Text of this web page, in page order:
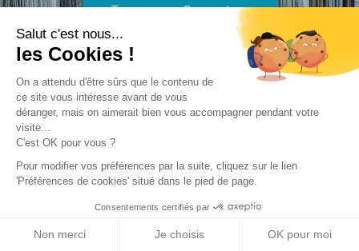
Salut c'est nous...
les Cookies !
On a attendu d'être sûrs que le contenu de
ce site vous intéresse avant de vous
déranger, mais on aimerait bien vous accompagner pendant votre
visite...
C'est OK pour vous ?
Pour modifier vos préférences par la suite, cliquez sur le lien
'Préférences de cookies' situé dans le pied de page.
Consentements certifiés par
Non merci Je choisis OK pour moi
Trouver mon Concepteur
Trouver une réalisation